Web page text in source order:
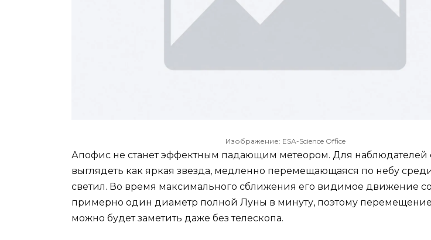
Изображение: ESA-Science Office
Апофис не станет эффектным падающим метеором. Для наблюдателей
выглядеть как яркая звезда, медленно перемещающаяся по небу
светил. Во время максимального сближения его видимое движение
примерно один диаметр полной Луны в минуту, поэтому
можно будет заметить даже без телескопа.